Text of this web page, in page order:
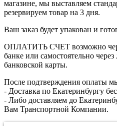
магазине, мы выставляем
резервируем товар на 3 дня.
Ваш заказ будет упакован и
ОПЛАТИТЬ СЧЕТ возможно
банке или самостоятельно
банковской карты.
После подтверждения оплаты
- Доставка по Екатеринбургу
- Либо доставляем до
Вам Транспортной Компании.